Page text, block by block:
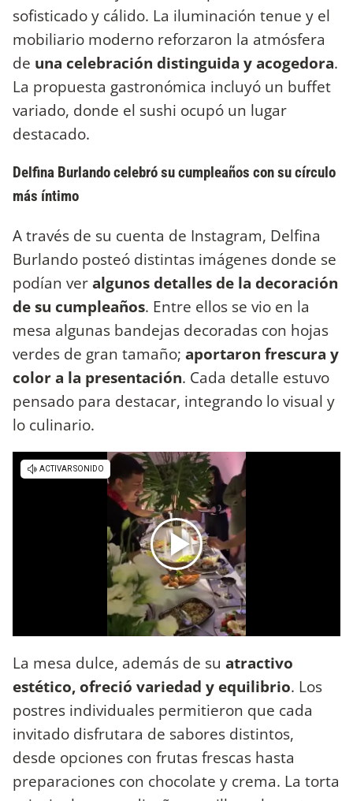
sofisticado y cálido. La iluminación tenue y el
mobiliario moderno reforzaron la atmósfera
de una celebración distinguida y acogedora.
La propuesta gastronómica incluyó un buffet
variado, donde el sushi ocupó un lugar
destacado.
Delfina Burlando celebró su cumpleaños con su círculo
más íntimo
A través de su cuenta de Instagram, Delfina
Burlando posteó distintas imágenes donde se
podían veralgunos detalles de la decoración
de su cumpleaños. Entre ellos se vio en la
mesa algunas bandejas decoradas con hojas
verdes de gran tamaño; aportaron frescura y
color a la presentación. Cada detalle estuvo
pensado para destacar, integrando lo visual y
lo culinario.
La mesa dulce, además de su atractivo
estético, ofreció variedad y equilibrio. Los
postres individuales permitieron que cada
invitado disfrutara de sabores distintos,
desde opciones con frutas frescas hasta
preparaciones con chocolate y crema. La torta